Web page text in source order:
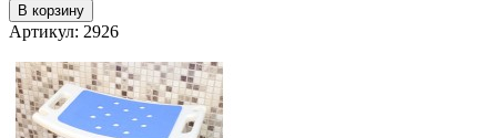
В корзину
Артикул: 2926